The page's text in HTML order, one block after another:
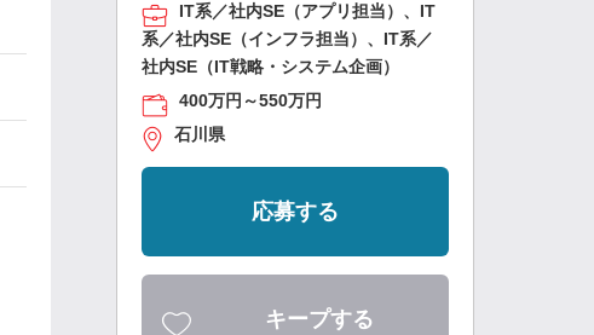
IT系／社内SE（アプリ担当）、IT
系／社内SE（インフラ担当）、IT系／
社内SE（IT戦略・システム企画）
400万円～550万円
石川県
応募する
キープする